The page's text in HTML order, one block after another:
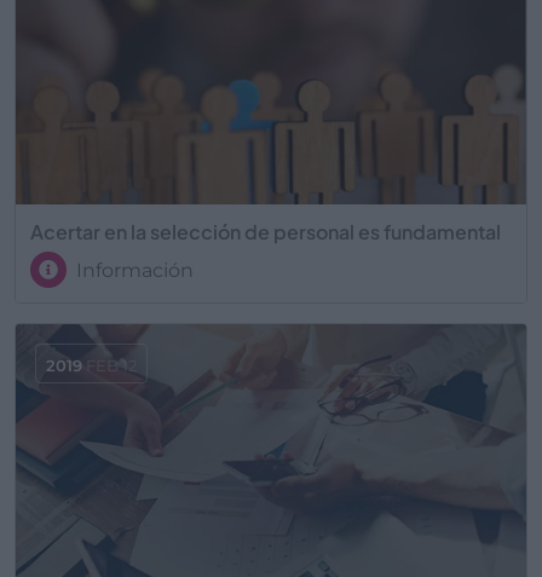
Acertar en la selección de personal es fundamental
Información
2019 FEB 12